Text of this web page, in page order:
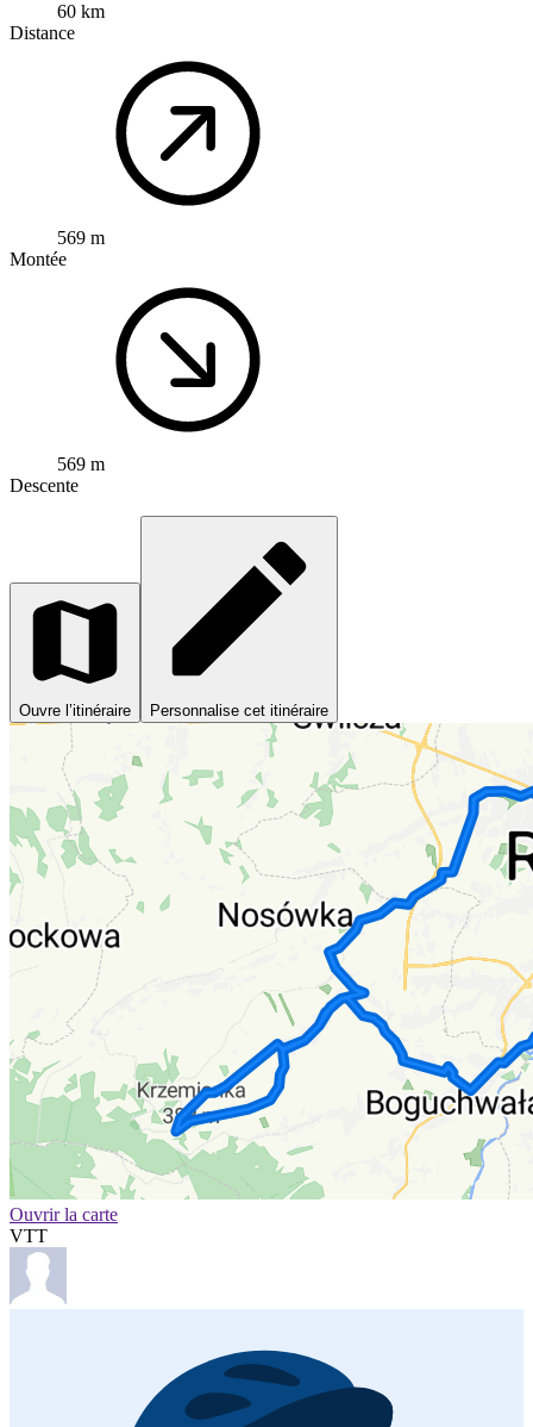
60 km
Distance
569 m
Montée
569 m
Descente
Ouvre l’itinéraire Personnalise cet itinéraire
Ouvrir la carte
VTT